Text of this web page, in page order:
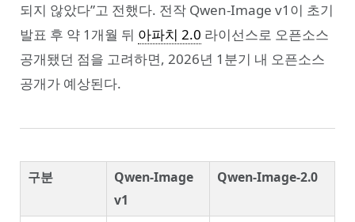
되지 않았다”고 전했다. 전작 Qwen-Image v1이 초기
발표 후 약 1개월 뒤 아파치 2.0 라이선스로 오픈소스
공개됐던 점을 고려하면, 2026년 1분기 내 오픈소스
공개가 예상된다.
구분
Qwen-Image
v1
Qwen-Image-2.0